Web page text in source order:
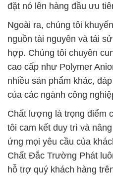
đặt nó lên hàng đầu ưu
Ngoài ra, chúng tôi
nguồn tài nguyên và tái
hợp. Chúng tôi chuyên
cao cấp như Polymer
nhiều sản phẩm khác,
của các ngành công
Chất lượng là trọng điểm
tôi cam kết duy trì và
ứng mọi yêu cầu của
Chất Đắc Trường Phát
hỗ trợ quý khách hàng